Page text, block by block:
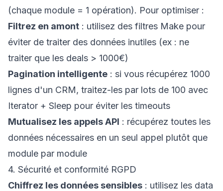
(chaque module = 1 opération). Pour optimiser :
Filtrez en amont : utilisez des filtres Make pour
éviter de traiter des données inutiles (ex : ne
traiter que les deals > 1000€)
Pagination intelligente : si vous récupérez 1000
lignes d'un CRM, traitez-les par lots de 100 avec
Iterator + Sleep pour éviter les timeouts
Mutualisez les appels API : récupérez toutes les
données nécessaires en un seul appel plutôt que
module par module
4. Sécurité et conformité RGPD
Chiffrez les données sensibles : utilisez les data